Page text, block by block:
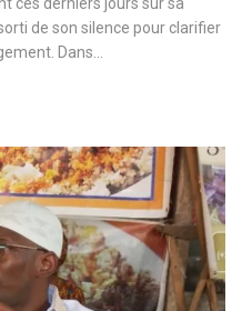
de son silence pour clarifier
Dans…